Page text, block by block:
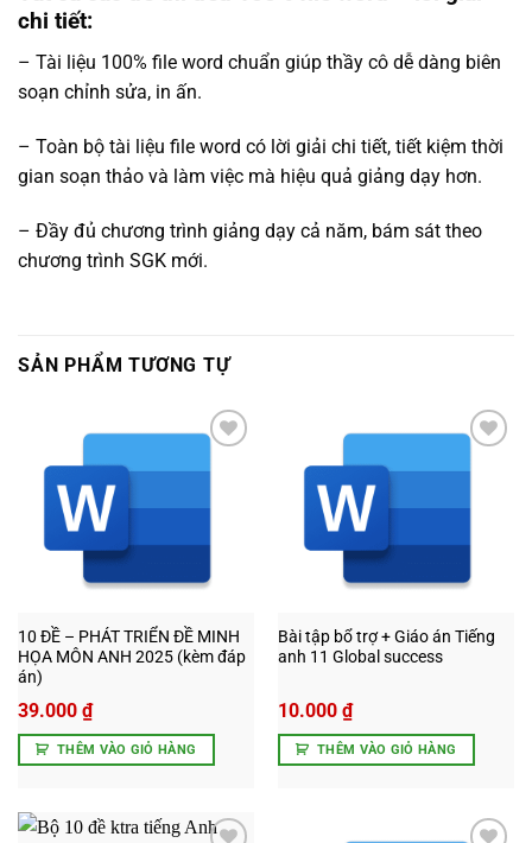
chi tiết:
– Tài liệu 100% file word chuẩn giúp thầy cô dễ dàng biên
soạn chỉnh sửa, in ấn.
– Toàn bộ tài liệu file word có lời giải chi tiết, tiết kiệm thời
gian soạn thảo và làm việc mà hiệu quả giảng dạy hơn.
– Đầy đủ chương trình giảng dạy cả năm, bám sát theo
chương trình SGK mới.
SẢN PHẨM TƯƠNG TỰ
10 ĐỀ – PHÁT TRIỂN ĐỀ MINH
HỌA MÔN ANH 2025 (kèm đáp
án)
39.000 ₫
THÊM VÀO GIỎ HÀNG
Bài tập bổ trợ + Giáo án Tiếng
anh 11 Global success
10.000 ₫
THÊM VÀO GIỎ HÀNG